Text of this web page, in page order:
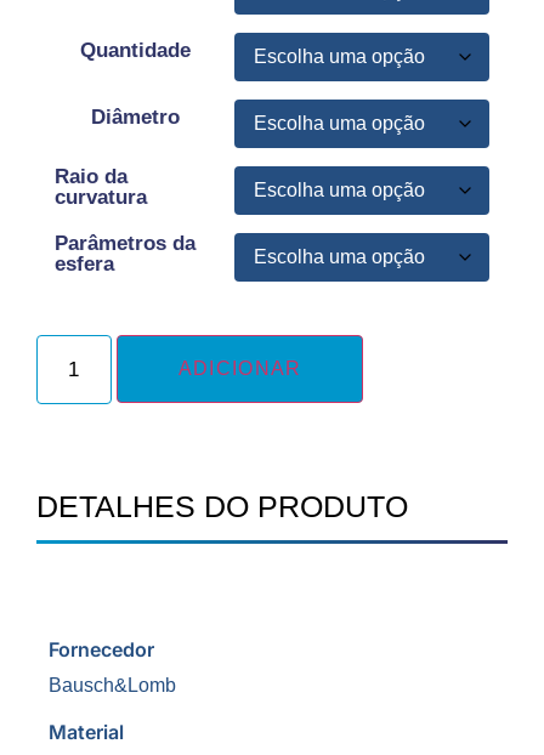
Quantidade
Diâmetro
Raio da
curvatura
Parâmetros da
esfera
ADICIONAR
DETALHES DO PRODUTO
Fornecedor
Bausch&Lomb
Material